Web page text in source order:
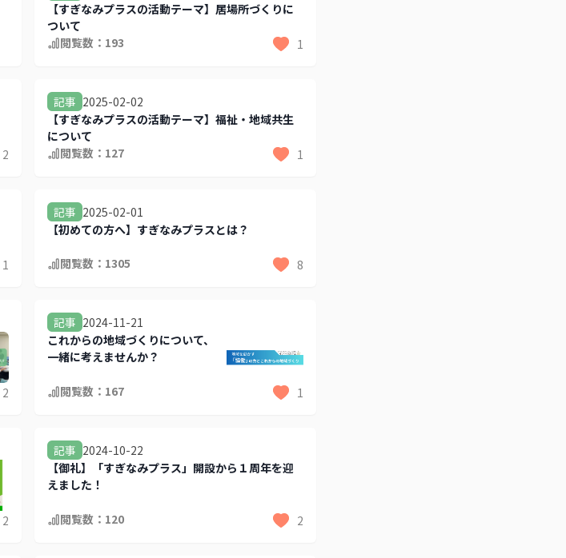
【すぎなみプラスの活動テーマ】居場所づくりに
ついて
閲覧数： 193 1
2
記事 2025-02-02
【すぎなみプラスの活動テーマ】福祉・地域共生
について
閲覧数： 127 1
1
記事 2025-02-01
【初めての方へ】すぎなみプラスとは？
閲覧数： 1305 8
2
記事 2024-11-21
これからの地域づくりについて、
一緒に考えませんか？
閲覧数： 167 1
2
記事 2024-10-22
【御礼】「すぎなみプラス」開設から１周年を迎
えました！
閲覧数： 120 2